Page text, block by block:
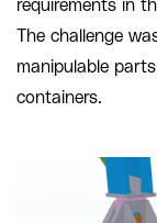
requirements in
The challenge
manipulable
containers.